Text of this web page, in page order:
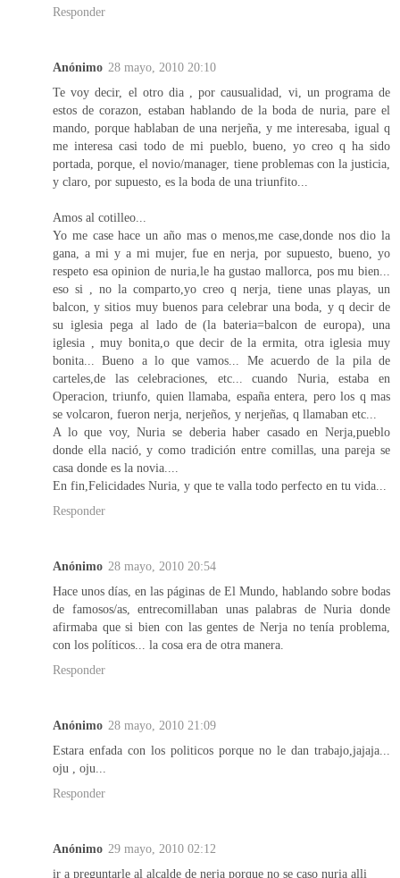
Responder
Anónimo 28 mayo, 2010 20:10
Te voy decir, el otro dia , por causualidad, vi, un programa de
estos de corazon, estaban hablando de la boda de nuria, pare el
mando, porque hablaban de una nerjeña, y me interesaba, igual q
me interesa casi todo de mi pueblo, bueno, yo creo q ha sido
portada, porque, el novio/manager, tiene problemas con la justicia,
y claro, por supuesto, es la boda de una triunfito...
Amos al cotilleo...
Yo me case hace un año mas o menos,me case,donde nos dio la
gana, a mi y a mi mujer, fue en nerja, por supuesto, bueno, yo
respeto esa opinion de nuria,le ha gustao mallorca, pos mu bien...
eso si , no la comparto,yo creo q nerja, tiene unas playas, un
balcon, y sitios muy buenos para celebrar una boda, y q decir de
su iglesia pega al lado de (la bateria=balcon de europa), una
iglesia , muy bonita,o que decir de la ermita, otra iglesia muy
bonita... Bueno a lo que vamos... Me acuerdo de la pila de
carteles,de las celebraciones, etc... cuando Nuria, estaba en
Operacion, triunfo, quien llamaba, españa entera, pero los q mas
se volcaron, fueron nerja, nerjeños, y nerjeñas, q llamaban etc...
A lo que voy, Nuria se deberia haber casado en Nerja,pueblo
donde ella nació, y como tradición entre comillas, una pareja se
casa donde es la novia....
En fin,Felicidades Nuria, y que te valla todo perfecto en tu vida...
Responder
Anónimo 28 mayo, 2010 20:54
Hace unos días, en las páginas de El Mundo, hablando sobre bodas
de famosos/as, entrecomillaban unas palabras de Nuria donde
afirmaba que si bien con las gentes de Nerja no tenía problema,
con los políticos... la cosa era de otra manera.
Responder
Anónimo 28 mayo, 2010 21:09
Estara enfada con los politicos porque no le dan trabajo,jajaja...
oju , oju...
Responder
Anónimo 29 mayo, 2010 02:12
ir a preguntarle al alcalde de nerja porque no se caso nuria alli